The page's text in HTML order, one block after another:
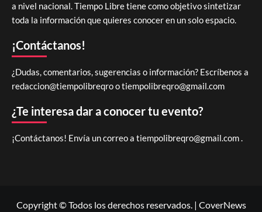
a nivel nacional. Tiempo Libre tiene como objetivo sintetizar
toda la información que quieres conocer en un solo espacio.
¡Contáctanos!
¿Dudas, comentarios, sugerencias o información? Escríbenos a
redaccion@tiempolibreqro otiempolibreqro@gmail.com
¿Te interesa dar a conocer tu evento?
¡Contáctanos! Envía un correo a tiempolibreqro@gmail.com.
Copyright © Todos los derechos reservados. | CoverNews